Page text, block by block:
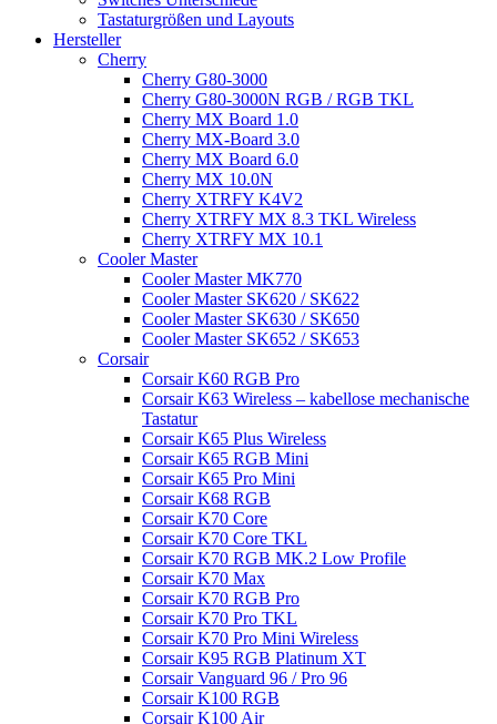
Tastaturgrößen und Layouts
Hersteller
Cherry
Cherry G80-3000
Cherry G80-3000N RGB / RGB TKL
Cherry MX Board 1.0
Cherry MX-Board 3.0
Cherry MX Board 6.0
Cherry MX 10.0N
Cherry XTRFY K4V2
Cherry XTRFY MX 8.3 TKL Wireless
Cherry XTRFY MX 10.1
Cooler Master
Cooler Master MK770
Cooler Master SK620 / SK622
Cooler Master SK630 / SK650
Cooler Master SK652 / SK653
Corsair
Corsair K60 RGB Pro
Corsair K63 Wireless – kabellose mechanische
Tastatur
Corsair K65 Plus Wireless
Corsair K65 RGB Mini
Corsair K65 Pro Mini
Corsair K68 RGB
Corsair K70 Core
Corsair K70 Core TKL
Corsair K70 RGB MK.2 Low Profile
Corsair K70 Max
Corsair K70 RGB Pro
Corsair K70 Pro TKL
Corsair K70 Pro Mini Wireless
Corsair K95 RGB Platinum XT
Corsair Vanguard 96 / Pro 96
Corsair K100 RGB
Corsair K100 Air